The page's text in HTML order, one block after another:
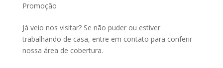
Promoção
Já veio nos visitar? Se não puder ou estiver
trabalhando de casa, entre em contato para conferir
nossa área de cobertura.